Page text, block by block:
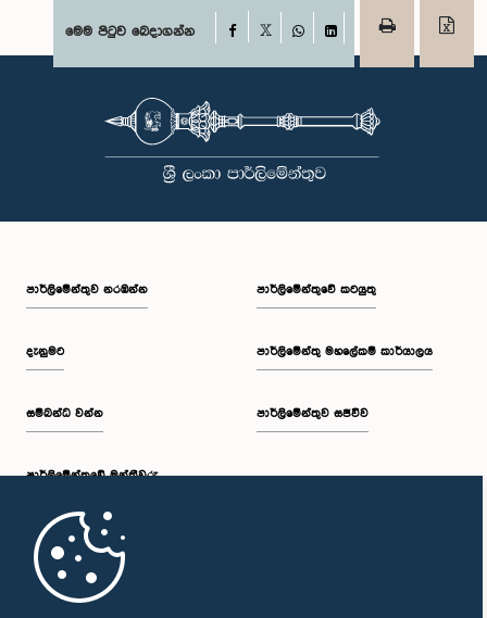
මෙම පිටුව බෙදාගන්න Facebook
WhatsAppLinkedIn
පාර්ලි‌මේන්තුව නරඹන්න
දැනුමට
සම්බන්ධ වන්න
පාර්ලි‌මේන්තුවේ මන්ත්‍රීවරු
මුල් පිටුව
පාර්ලිමේන්තුවේ කටයුතු
පාර්ලිමේන්තු මහලේකම් කාර්යාලය
පාර්ලිමේන්තුව සජීවීව